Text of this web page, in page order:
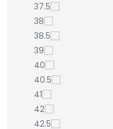
37.5
38
38.5
39
40
40.5
41
42
42.5